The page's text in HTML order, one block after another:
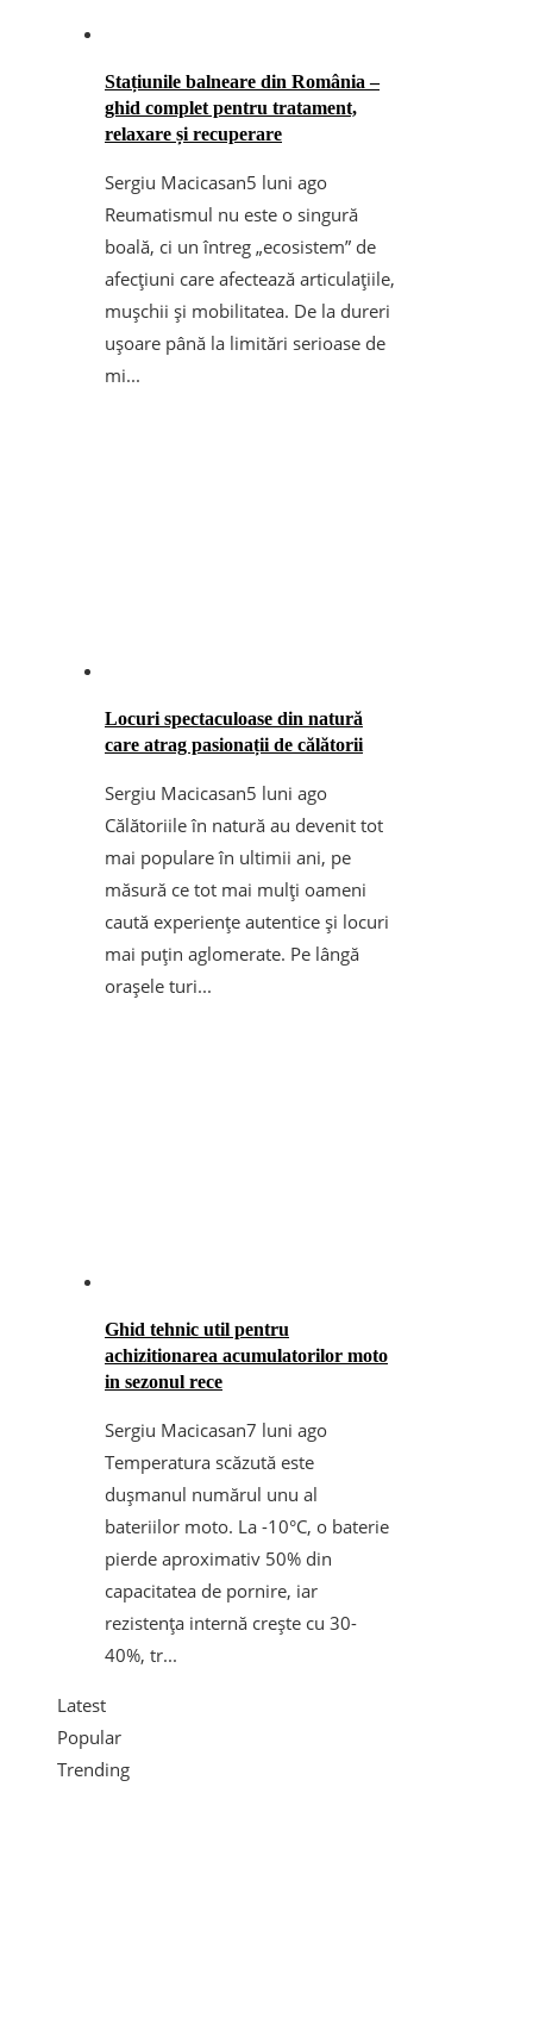
Stațiunile balneare din România –
ghid complet pentru tratament,
relaxare și recuperare
Sergiu Macicasan5 luni ago
Reumatismul nu este o singură
boală, ci un întreg „ecosistem” de
afecțiuni care afectează articulațiile,
mușchii și mobilitatea. De la dureri
ușoare până la limitări serioase de
mi...
Locuri spectaculoase din natură
care atrag pasionații de călătorii
Sergiu Macicasan5 luni ago
Călătoriile în natură au devenit tot
mai populare în ultimii ani, pe
măsură ce tot mai mulți oameni
caută experiențe autentice și locuri
mai puțin aglomerate. Pe lângă
orașele turi...
Ghid tehnic util pentru
achizitionarea acumulatorilor moto
in sezonul rece
Sergiu Macicasan7 luni ago
Temperatura scăzută este
dușmanul numărul unu al
bateriilor moto. La -10°C, o baterie
pierde aproximativ 50% din
capacitatea de pornire, iar
rezistența internă crește cu 30-
40%, tr...
Latest
Popular
Trending